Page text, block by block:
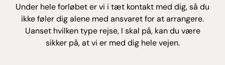
Under hele forløbet er vi i tæt kontakt med dig, så du
ikke føler dig alene med ansvaret for at arrangere.
Uanset hvilken type rejse, I skal på, kan du være
sikker på, at vi er med dig hele vejen.